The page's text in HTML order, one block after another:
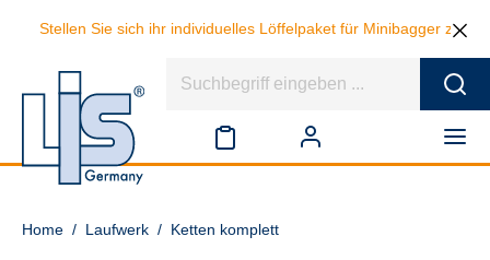
Stellen Sie sich ihr individuelles Löffelpaket für Minibagger
Home / Laufwerk / Ketten komplett